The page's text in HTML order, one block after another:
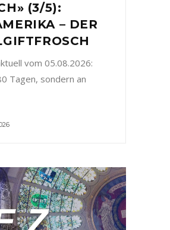
(3/5):
– DER
vom 05.08.2026:
Tagen, sondern an